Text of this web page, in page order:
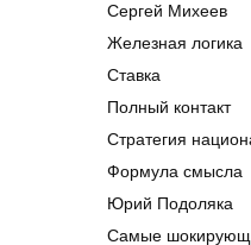
Сергей Михеев
Железная логика
Ставка
Полный контакт
Стратегия
Формула смысла
Юрий Подоляка
Самые